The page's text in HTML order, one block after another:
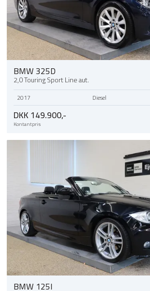
BMW 325D
2,0 Touring Sport Line aut.
2017 Diesel
DKK 149.900,-
Kontantpris
BMW 125I